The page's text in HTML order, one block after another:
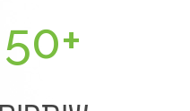
+
50